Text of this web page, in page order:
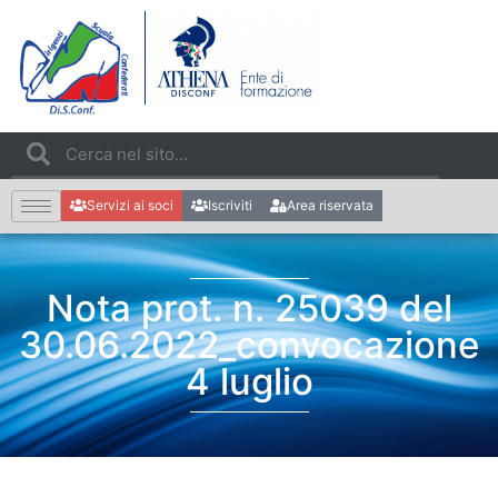
Servizi ai soci Iscriviti Area riservata
Nota prot. n. 25039 del
30.06.2022_convocazione
4 luglio